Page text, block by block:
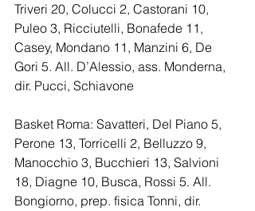
Triveri 20, Colucci 2, Castorani 10,
Puleo 3, Ricciutelli, Bonafede 11,
Casey, Mondano 11, Manzini 6, De
Gori 5. All. D’Alessio, ass. Monderna,
dir. Pucci, Schiavone
Basket Roma: Savatteri, Del Piano 5,
Perone 13, Torricelli 2, Belluzzo 9,
Manocchio 3, Bucchieri 13, Salvioni
18, Diagne 10, Busca, Rossi 5. All.
Bongiorno, prep. fisica Tonni, dir.